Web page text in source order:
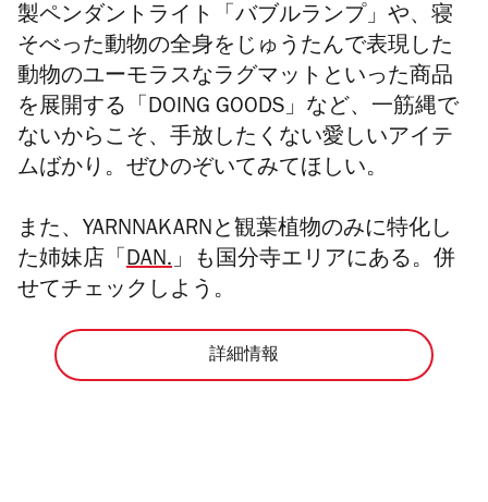
製ペンダントライト「バブルランプ」や、寝
そべった動物の全身をじゅうたんで表現した
動物のユーモラスなラグマットといった商品
を展開する「DOING GOODS」など、一筋縄で
ないからこそ、手放したくない愛しいアイテ
ムばかり。ぜひのぞいてみてほしい。
また、YARNNAKARNと観葉植物のみに特化し
た姉妹店「 DAN.」も国分寺エリアにある。併
せてチェックしよう。
詳細情報